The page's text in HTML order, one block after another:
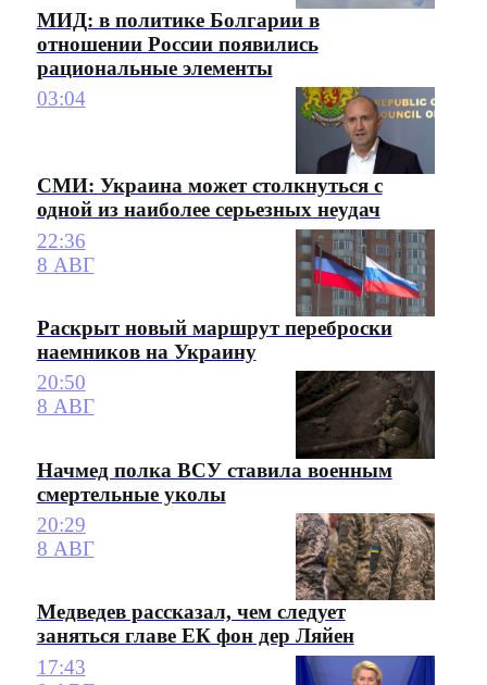
МИД: в политике Болгарии в
отношении России появились
рациональные элементы
03:04
СМИ: Украина может столкнуться с
одной из наиболее серьезных неудач
22:36
8 АВГ
Раскрыт новый маршрут переброски
наемников на Украину
20:50
8 АВГ
Начмед полка ВСУ ставила военным
смертельные уколы
20:29
8 АВГ
Медведев рассказал, чем следует
заняться главе ЕК фон дер Ляйен
17:43